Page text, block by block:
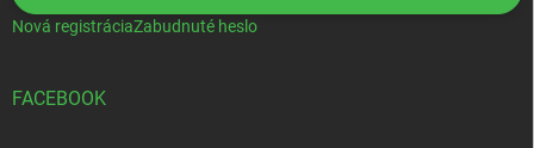
Nová registráciaZabudnuté heslo
FACEBOOK